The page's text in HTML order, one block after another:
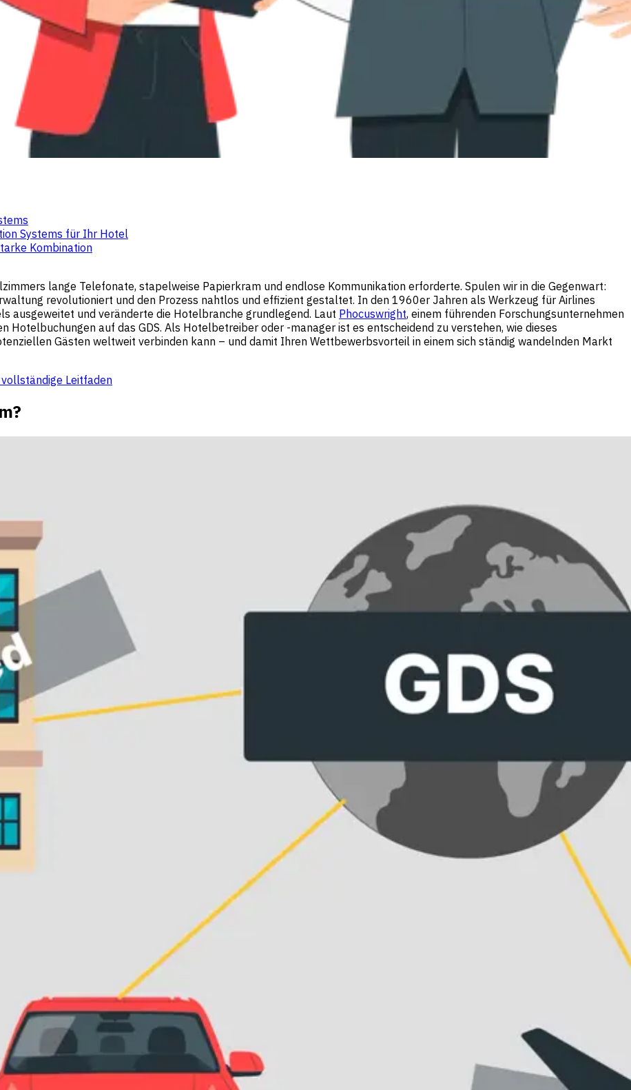
Systems für Ihr Hotel
Kombination
lange Telefonate, stapelweise Papierkram und endlose Kommunikation erforderte. Spulen wir in die Gegenwart:
revolutioniert und den Prozess nahtlos und effizient gestaltet. In den 1960er Jahren als Werkzeug für Airlines
ausgeweitet und veränderte die Hotelbranche grundlegend. Laut Phocuswright, einem führenden Forschungsunternehmen
auf das GDS. Als Hotelbetreiber oder -manager ist es entscheidend zu verstehen, wie dieses
Gästen weltweit verbinden kann – und damit Ihren Wettbewerbsvorteil in einem sich ständig wandelnden Markt
Leitfaden